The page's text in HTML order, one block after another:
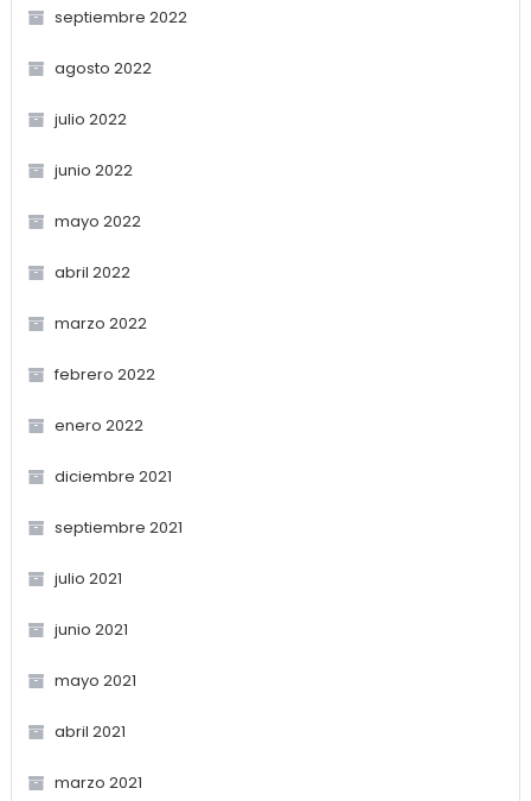
septiembre 2022
agosto 2022
julio 2022
junio 2022
mayo 2022
abril 2022
marzo 2022
febrero 2022
enero 2022
diciembre 2021
septiembre 2021
julio 2021
junio 2021
mayo 2021
abril 2021
marzo 2021